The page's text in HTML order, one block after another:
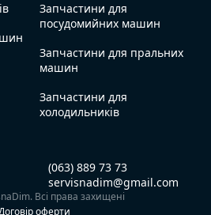
Запчастини для
посудомийних машин
Запчастини для пральних
машин
Запчастини для
холодильників
(063) 889 73 73
servisnadim@gmail.com
Всі права захищені
оферти